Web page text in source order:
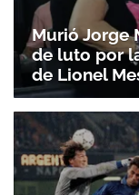
Murió Jorge
de luto por
de Lionel